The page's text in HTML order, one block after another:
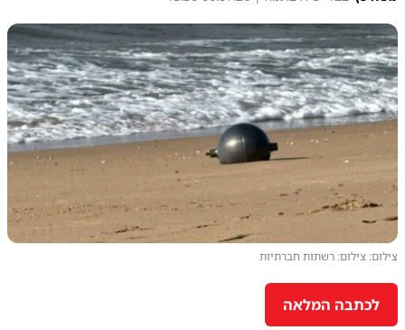
צילום: צילום: רשתות חברתיות
לכתבה המלאה